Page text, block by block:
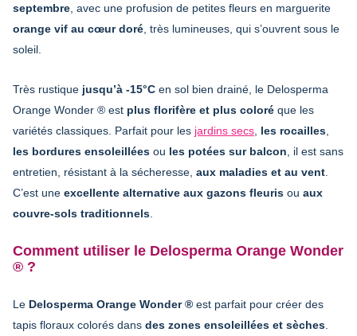
septembre , avec une profusion de petites fleurs en marguerite
orange vif au cœur doré , très lumineuses, qui s’ouvrent sous le
soleil.
Très rustique jusqu’à -15°C en sol bien drainé, le Delosperma
Orange Wonder ® est plus florifère et plus coloré que les
variétés classiques. Parfait pour les jardins secs les rocailles
les bordures ensoleillées ou les potées sur balcon , il est sans
entretien, résistant à la sécheresse, aux maladies et au vent
C’est une excellente alternative aux gazons fleuris ou aux
couvre-sols traditionnels
Comment utiliser le Delosperma Orange Wonder
® ?
Le Delosperma Orange Wonder ® est parfait pour créer des
tapis floraux colorés dans des zones ensoleillées et sèches